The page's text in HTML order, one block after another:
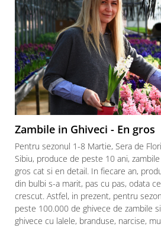
Zambile in Ghiveci - En gros
Pentru sezonul 1-8 Martie, Sera de
Sibiu, produce de peste 10 ani,
gros cat si en detail. In fiecare an,
din bulbi s-a marit, pas cu pas, odata
crescut. Astfel, in prezent, pentru
peste 100.000 de ghivece de zambile
ghivece cu lalele, branduse, narcise,